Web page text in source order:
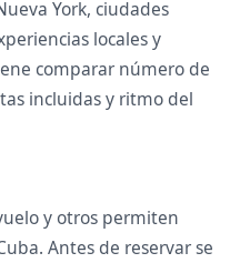
York, ciudades
locales y
comparar número de
incluidas y ritmo del
y otros permiten
Antes de reservar se